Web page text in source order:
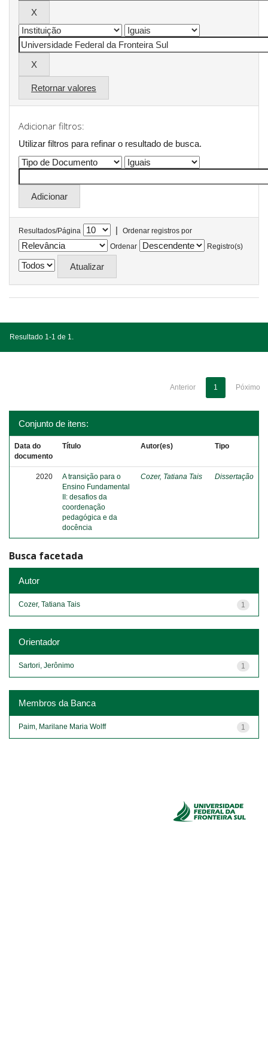
Retornar valores
Adicionar filtros:
Utilizar filtros para refinar o resultado de busca.
Resultados/Página |
Ordenar registros por
Ordenar
Registro(s)
Resultado 1-1 de 1.
Anterior 1 Póximo
Conjunto de itens:
Data do
documento
Título Autor(es) Tipo
2020
A transição para o
Ensino Fundamental
II: desafios da
coordenação
pedagógica e da
docência
Cozer, Tatiana Tais Dissertação
Busca facetada
Autor
1
Cozer, Tatiana Tais
Orientador
1
Sartori, Jerônimo
Membros da Banca
1
Paim, Marilane Maria Wolff